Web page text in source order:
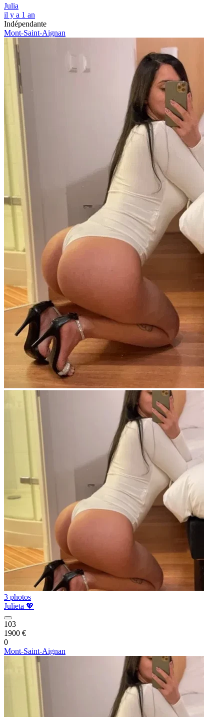
Julia
il y a 1 an
Indépendante
Mont-Saint-Aignan
3 photos
Julieta 💖
103
1900 €
0
Mont-Saint-Aignan